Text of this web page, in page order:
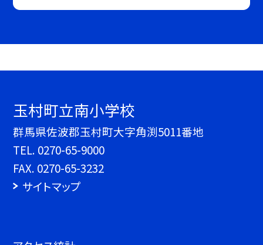
玉村町立南小学校
群馬県佐波郡玉村町大字角渕5011番地
TEL. 0270-65-9000
FAX. 0270-65-3232
サイトマップ